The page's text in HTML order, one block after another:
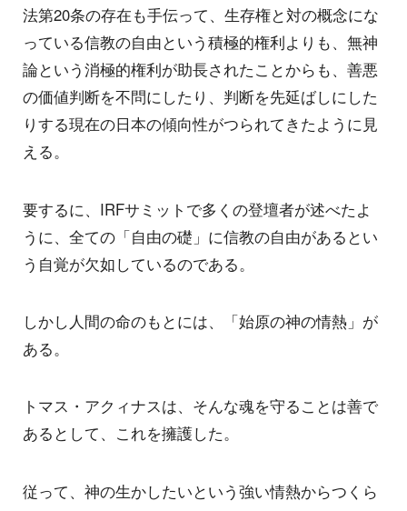
法第20条の存在も手伝って、生存権と対の概念にな
っている信教の自由という積極的権利よりも、無神
論という消極的権利が助長されたことからも、善悪
の価値判断を不問にしたり、判断を先延ばしにした
りする現在の日本の傾向性がつられてきたように見
える。
要するに、IRFサミットで多くの登壇者が述べたよ
うに、全ての「自由の礎」に信教の自由があるとい
う自覚が欠如しているのである。
しかし人間の命のもとには、「始原の神の情熱」が
ある。
トマス・アクィナスは、そんな魂を守ることは善で
あるとして、これを擁護した。
従って、神の生かしたいという強い情熱からつくら